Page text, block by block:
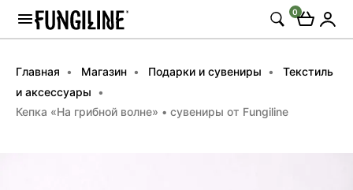
0
Главная Магазин Подарки и сувениры
Текстиль
и аксессуары
Кепка «На грибной волне» • сувениры от Fungiline